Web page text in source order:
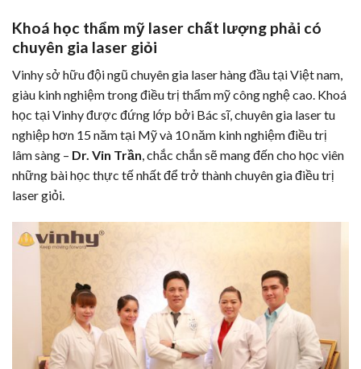
Khoá học thẩm mỹ laser chất lượng phải có
chuyên gia laser giỏi
Vinhy sở hữu đội ngũ chuyên gia laser hàng đầu tại Việt nam,
giàu kinh nghiệm trong điều trị thẩm mỹ công nghệ cao. Khoá
học tại Vinhy được đứng lớp bởi Bác sĩ, chuyên gia laser tu
nghiệp hơn 15 năm tại Mỹ và 10 năm kinh nghiệm điều trị
lâm sàng – Dr. Vin Trần, chắc chắn sẽ mang đến cho học viên
những bài học thực tế nhất để trở thành chuyên gia điều trị
laser giỏi.